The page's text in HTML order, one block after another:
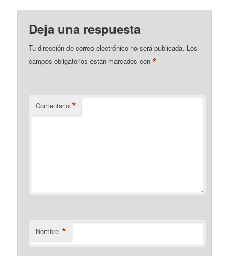
Deja una respuesta
Tu dirección de correo electrónico no será publicada. Los
campos obligatorios están marcados con*
Comentario *
Nombre *